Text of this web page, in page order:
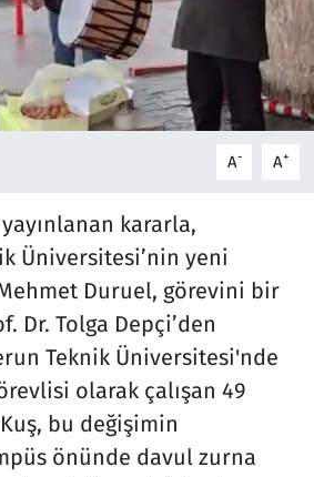
A- A+
kararla,
Üniversitesi’nin yeni
Duruel, görevini bir
Dr. Tolga Depçi’den
Teknik Üniversitesi'nde
olarak çalışan 49
bu değişimin
önünde davul zurna